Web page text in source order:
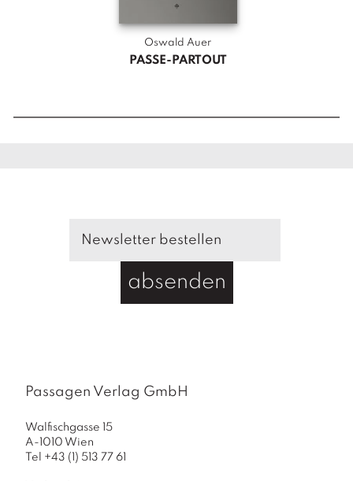
Oswald Auer
PASSE-PARTOUT
absenden
Passagen Verlag GmbH
Walfischgasse 15
A-1010 Wien
Tel +43 (1) 513 77 61